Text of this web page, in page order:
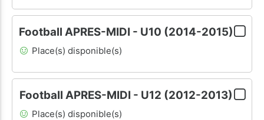
Football APRES-MIDI - U10 (2014-2015)
Place(s) disponible(s)
Football APRES-MIDI - U12 (2012-2013)
Place(s) disponible(s)